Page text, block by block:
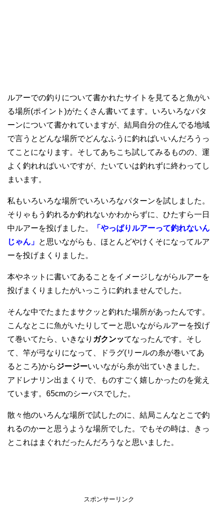
ルアーでの釣りについて書かれたサイトを見てると魚がい
る場所(ポイント)がたくさん書いてます。いろいろなパタ
ーンについて書かれていますが、結局自分の住んでる地域
で言うとどんな場所でどんなふうに釣ればいいんだろうっ
てことになります。そしてあちこち試してみるものの、運
よく釣れればいいですが、たいていは釣れずに終わってし
まいます。
私もいろいろな場所でいろいろなパターンを試しました。
そりゃもう釣れるか釣れないかわからずに、ひたすら一日
中ルアーを投げました。
「やっぱりルアーって釣れないん
じゃん」 と思いながらも、ほとんどやけくそになってルア
ーを投げまくりました。
本やネットに書いてあることをイメージしながらルアーを
投げまくりましたがいっこうに釣れませんでした。
そんな中でたまたまサクッと釣れた場所があったんです。
こんなとこに魚がいたりしてーと思いながらルアーを投げ
て巻いてたら、いきなり ガクンッてなったんです。そし
て、竿が弓なりになって、ドラグ(リールの糸が巻いてあ
るところ)からジージーいいながら糸が出ていきました。
アドレナリン出まくりで、ものすごく嬉しかったのを覚え
ています。65cmのシーバスでした。
散々他のいろんな場所で試したのに、結局こんなとこで釣
れるのかーと思うような場所でした。でもその時は、きっ
とこれはまぐれだったんだろうなと思いました。
スポンサーリンク